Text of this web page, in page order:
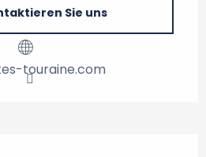
Sie uns
touraine.com